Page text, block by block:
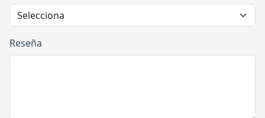
Reseña